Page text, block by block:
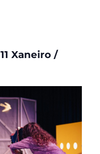
11 Xaneiro /